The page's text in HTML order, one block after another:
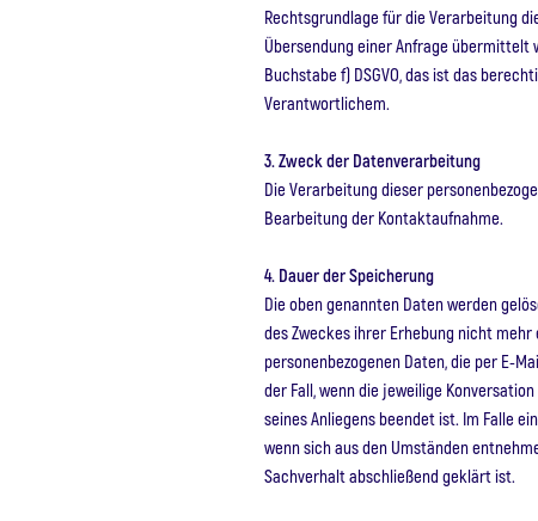
Rechtsgrundlage für die Verarbeitung
Übersendung einer Anfrage übermittelt
Buchstabe f) DSGVO, das ist das
Verantwortlichem.
3. Zweck der Datenverarbeitung
Die Verarbeitung dieser
Bearbeitung der Kontaktaufnahme.
4. Dauer der Speicherung
Die oben genannten Daten werden
des Zweckes ihrer Erhebung nicht
personenbezogenen Daten, die per E-
der Fall, wenn die jeweilige
seines Anliegens beendet ist. Im Falle
wenn sich aus den Umständen
Sachverhalt abschließend geklärt ist.